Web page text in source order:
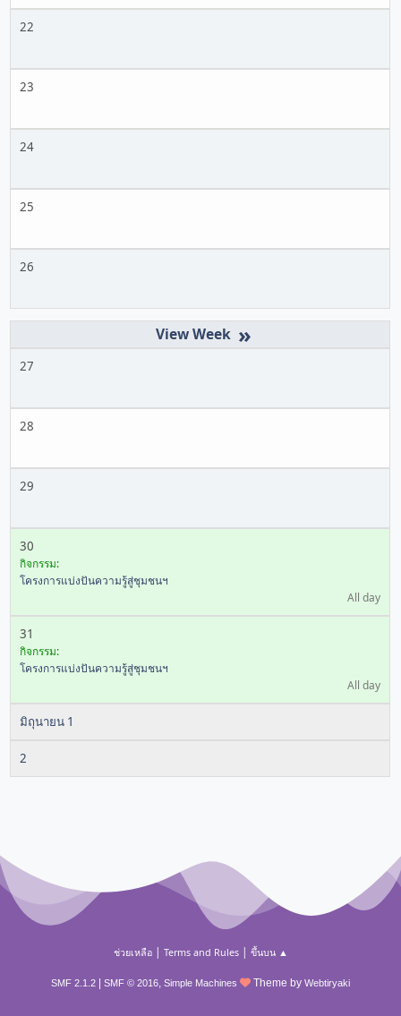
22
23
24
25
26
»
27
28
29
30
กิจกรรม:
โครงการแบ่งปันความรู้สู่ชุมชนฯ
All day
31
กิจกรรม:
โครงการแบ่งปันความรู้สู่ชุมชนฯ
All day
มิถุนายน 1
2
ช่วยเหลือ| Terms and Rules| ขึ้นบน ▲
SMF 2.1.2 SMF © 2016, Simple Machines Theme by Webtiryaki